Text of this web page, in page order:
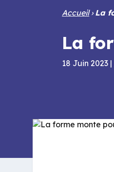
Accueil› La
La
18 Juin 2023 |